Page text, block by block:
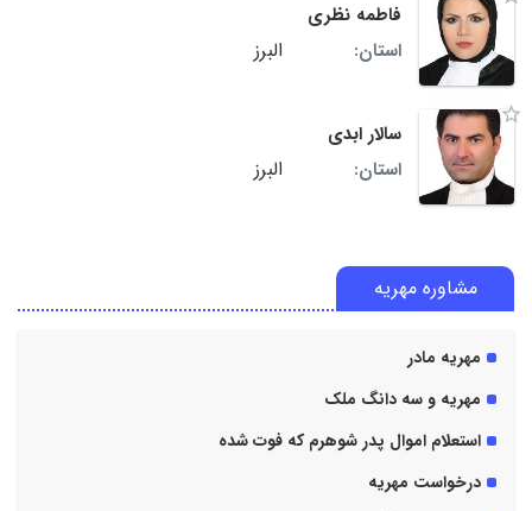
فاطمه نظری
استان:
البرز
سالار ابدی
استان:
البرز
مشاوره مهریه
مهریه مادر
مهریه و سه دانگ ملک
استعلام اموال پدر شوهرم که فوت شده
درخواست مهریه